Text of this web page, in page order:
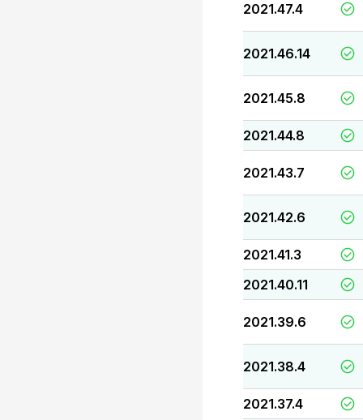
2021.47.4
2021.46.14
2021.45.8
2021.44.8
2021.43.7
2021.42.6
2021.41.3
2021.40.11
2021.39.6
2021.38.4
2021.37.4